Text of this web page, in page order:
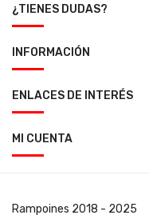
¿TIENES DUDAS?
INFORMACIÓN
ENLACES DE INTERÉS
MI CUENTA
Rampoines 2018 - 2025